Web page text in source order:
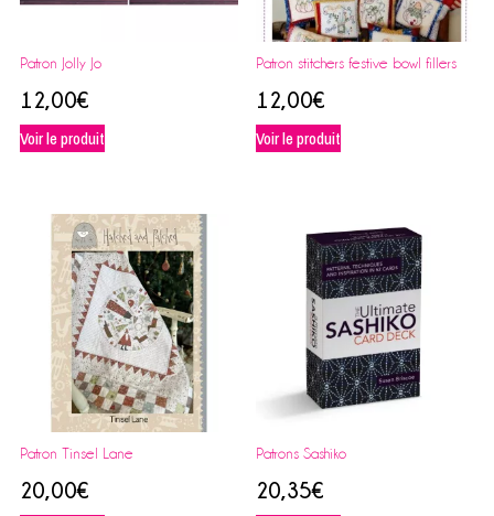
Patron Jolly Jo
12,00€
Voir le produit
Patron stitchers festive bowl fillers
12,00€
Voir le produit
Patron Tinsel Lane
20,00€
Patrons Sashiko
20,35€